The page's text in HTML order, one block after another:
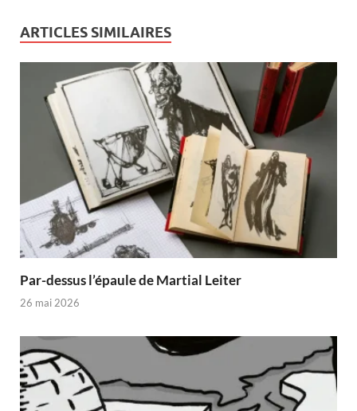
ARTICLES SIMILAIRES
Par-dessus l’épaule de Martial Leiter
26 mai 2026